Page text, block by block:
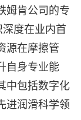
姆肯公司的专
度在业内首
源在摩擦管
自身专业能
中包括数字化
进润滑科学领